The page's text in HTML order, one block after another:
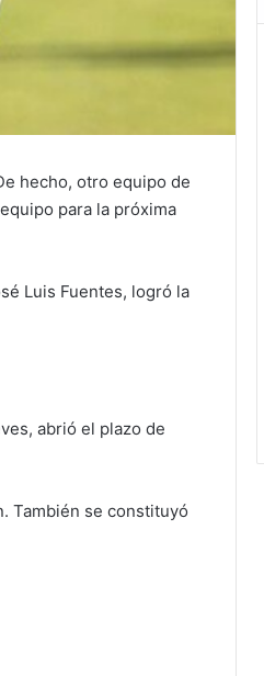
hecho, otro equipo de
para la próxima
Luis Fuentes, logró la
abrió el plazo de
También se constituyó